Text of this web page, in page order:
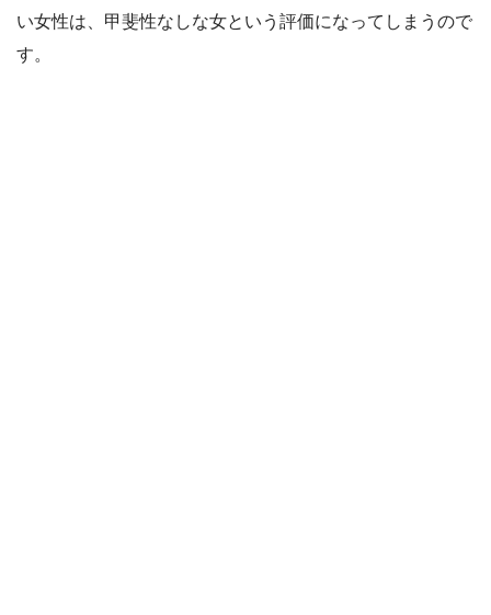
い女性は、甲斐性なしな女という評価になってしまうので
す。